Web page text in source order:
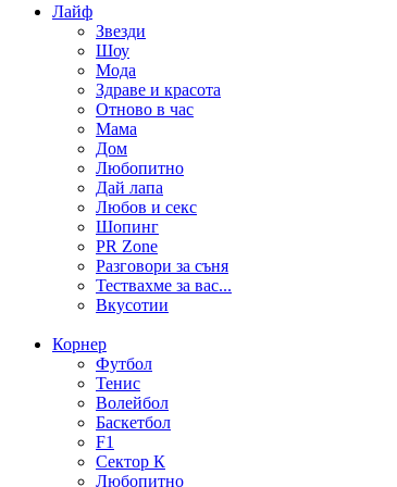
Лайф
Звезди
Шоу
Мода
Здраве и красота
Отново в час
Мама
Дом
Любопитно
Дай лапа
Любов и секс
Шопинг
PR Zone
Разговори за съня
Тествахме за вас...
Вкусотии
Корнер
Футбол
Тенис
Волейбол
Баскетбол
F1
Сектор К
Любопитно